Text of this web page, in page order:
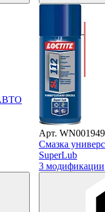
Арт.
Смазка
SuperLub
3 модификации